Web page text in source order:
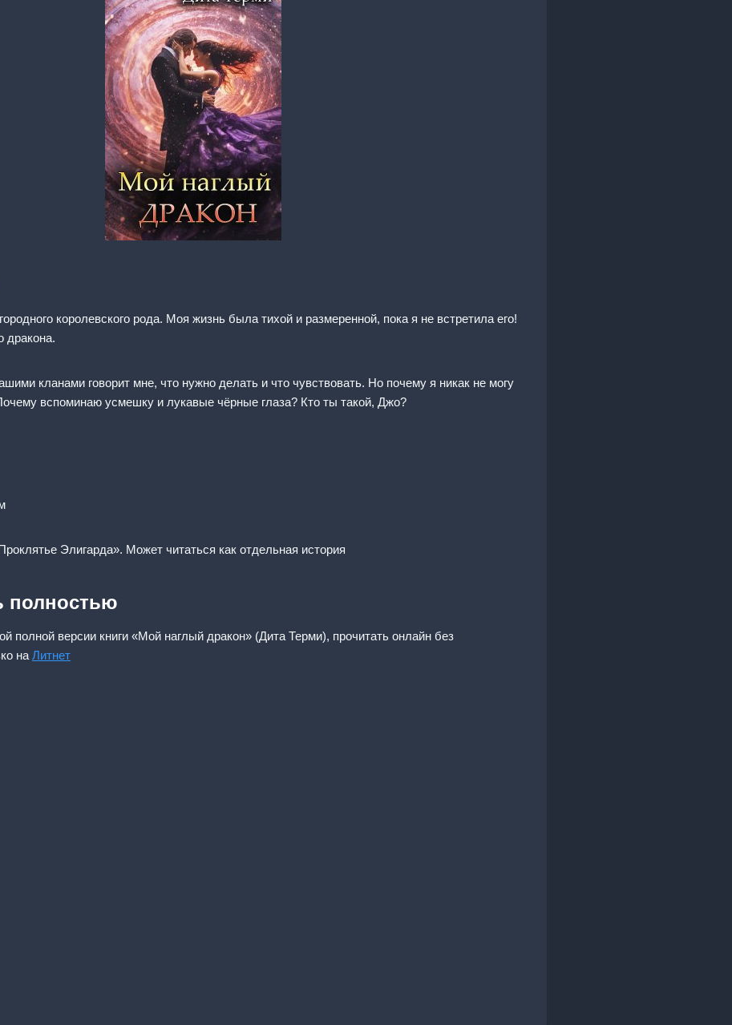
королевского рода. Моя жизнь была тихой и размеренной, пока я не встретила его!
дракона.
кланами говорит мне, что нужно делать и что чувствовать. Но почему я никак не могу
вспоминаю усмешку и лукавые чёрные глаза? Кто ты такой, Джо?
Элигарда». Может читаться как отдельная история
полностью
полной версии книги «Мой наглый дракон» (Дита Терми), прочитать онлайн без
на Литнет